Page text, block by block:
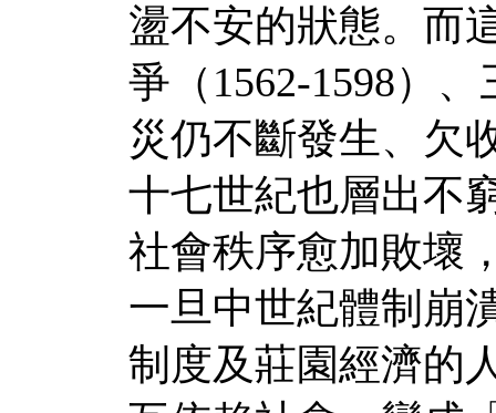
盪不安的狀態。而
爭（1562-1598）
災仍不斷發生、欠
十七世紀也層出不
社會秩序愈加敗壞
一旦中世紀體制崩
制度及莊園經濟的